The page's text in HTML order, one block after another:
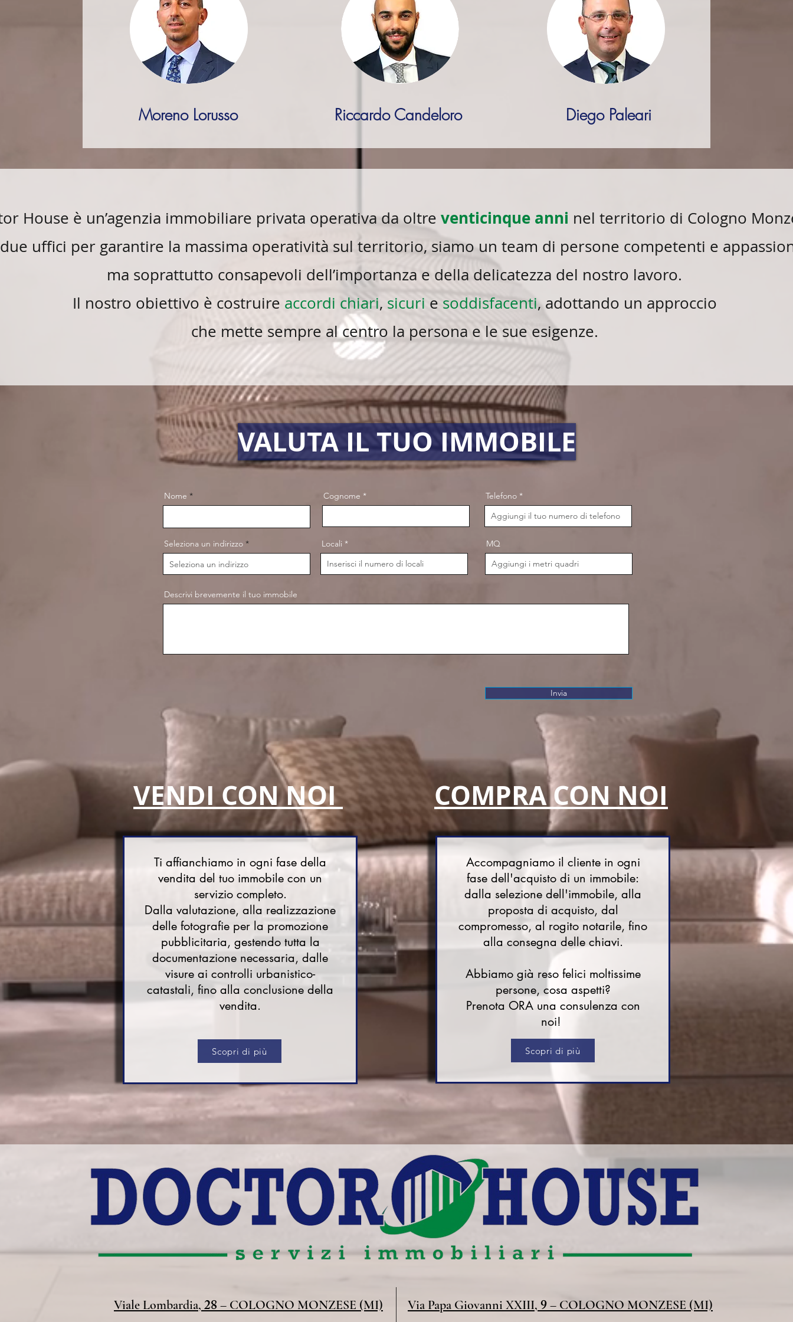
Moreno Lorusso Riccardo Candeloro Diego Paleari
House è un’agenzia immobiliare privata operativa da oltre venticinque anni nel territorio di Cologno
uffici per garantire la massima operatività sul territorio, siamo un team di persone competenti e
ma soprattutto consapevoli dell’importanza e della delicatezza del nostro lavoro.
Il nostro obiettivo è costruire accordi chiari, sicuri e soddisfacenti, adottando un approccio
che mette sempre al centro la persona e le sue esigenze.
VALUTA IL TUO IMMOBILE
Nome Cognome
Seleziona un indirizzo Locali
Telefono
MQ
Descrivi brevemente il tuo immobile
Invia
VENDI CON NOI
Ti affianchiamo in ogni fase della
vendita del tuo immobile con un
servizio completo.
Dalla valutazione, alla realizzazione
delle fotografie per la promozione
pubblicitaria, gestendo tutta la
documentazione necessaria, dalle
visure ai controlli urbanistico-
catastali, fino alla conclusione della
vendita.
Scopri di più
COMPRA CON NOI
Accompagniamo il cliente in ogni
fase dell'acquisto di un immobile:
dalla selezione dell'immobile, alla
proposta di acquisto, dal
compromesso, al rogito notarile, fino
alla consegna delle chiavi.
Abbiamo già reso felici moltissime
persone, cosa aspetti?
Prenota ORA una consulenza con
noi!
Scopri di più
Viale Lombardia, 28– COLOGNO MONZESE (MI) Via Papa Giovanni XXIII,9– COLOGNO MONZESE (MI)